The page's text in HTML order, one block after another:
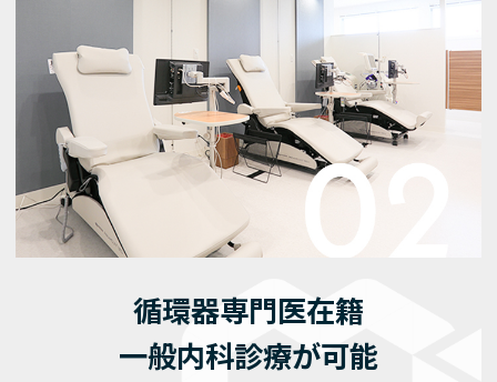
循環器専門医在籍
一般内科診療が可能